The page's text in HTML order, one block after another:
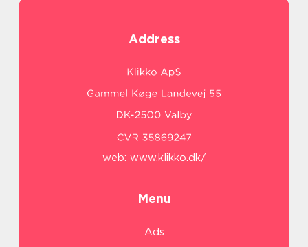
Address
web: www.klikko.dk/
Menu
Ads